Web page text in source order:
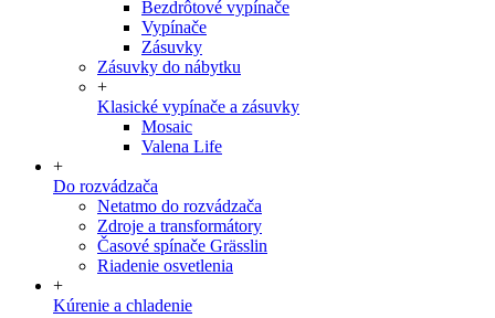
Bezdrôtové vypínače
Vypínače
Zásuvky
Zásuvky do nábytku
+
Klasické vypínače a zásuvky
Mosaic
Valena Life
+
Do rozvádzača
Netatmo do rozvádzača
Zdroje a transformátory
Časové spínače Grässlin
Riadenie osvetlenia
+
Kúrenie a chladenie